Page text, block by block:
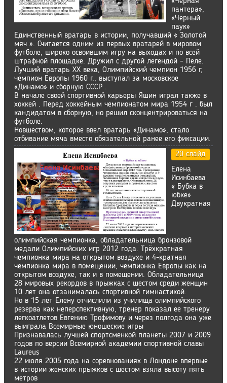
пантера»,
«Чёрный
паук»
Единственный вратарь в истории, получавший « Золотой
мяч ». Считается одним из первых вратарей в мировом
футболе, широко освоившим игру на выходах и по всей
штрафной площадке. Дружил с другой легендой – Пеле.
Лучший вратарь XX века, Олимпийский чемпион 1956 г,
чемпион Европы 1960 г., выступал за московское
«Динамо» и сборную СССР .
В начале своей спортивной карьеры Яшин играл также в
хоккей . Перед хоккейным чемпионатом мира 1954 г . был
кандидатом в сборную, но решил сконцентрироваться на
футболе.
Новшеством, которое ввел вратарь «Динамо», стало
отбивание мяча вместо обязательной ранее его фиксации.
20 слайд
Елена
Исинбаева
« Бубка в
юбке»
Двукратная
олимпийская чемпионка, обладательница бронзовой
медали Олимпийских игр 2012 года. Трёхкратная
чемпионка мира на открытом воздухе и 4-кратная
чемпионка мира в помещении, чемпионка Европы как на
открытом воздухе, так и в помещении. Обладательница
28 мировых рекордов в прыжках с шестом среди женщин
10 лет она отзанималась спортивной гимнастикой.
Но в 15 лет Елену отчислили из училища олимпийского
резерва как неперспективную, тренер показал ее тренеру
легкоатлетов Евгению Трофимову и через полгода она уже
выиграла Всемирные юношеские игры
Признавалась лучшей спортсменкой планеты 2007 и 2009
годов по версии Всемирной академии спортивной славы
Laureus
22 июля 2005 года на соревнованиях в Лондоне впервые
в истории женских прыжков с шестом взяла высоту пять
метров